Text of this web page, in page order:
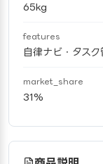
65kg
features
自律ナビ・タス
market_share
31%